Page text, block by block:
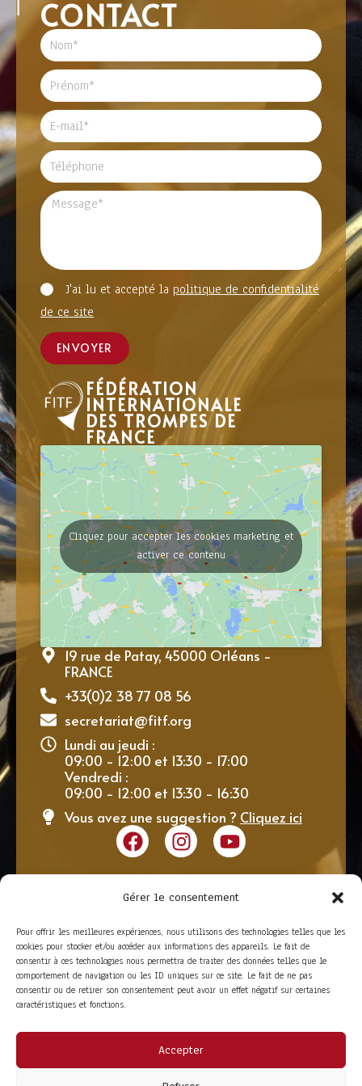
Gérer le consentement
Pour offrir les meilleures expériences, nous utilisons des technologies telles que les
cookies pour stocker et/ou accéder aux informations des appareils. Le fait de
consentir à ces technologies nous permettra de traiter des données telles que le
comportement de navigation ou les ID uniques sur ce site. Le fait de ne pas
consentir ou de retirer son consentement peut avoir un effet négatif sur certaines
caractéristiques et fonctions.
Accepter
CONTACT
J'ai lu et accepté la politique de confidentialité
de ce site
ENVOYER
FÉDÉRATION
INTERNATIONALE
DES TROMPES DE
FRANCE
Cliquez pour accepter les cookies marketing et
activer ce contenu
19 rue de Patay, 45000 Orléans -
FRANCE
+33(0)2 38 77 08 56
secretariat@fitf.org
Lundi au jeudi :
09:00 - 12:00 et 13:30 - 17:00
Vendredi :
09:00 - 12:00 et 13:30 - 16:30
Vous avez une suggestion ? Cliquez ici